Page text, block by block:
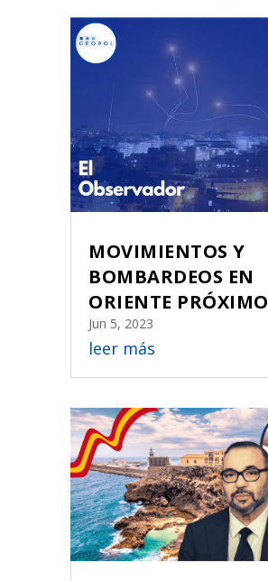
MOVIMIENTOS Y
BOMBARDEOS EN
ORIENTE PRÓXIMO
Jun 5, 2023
leer más